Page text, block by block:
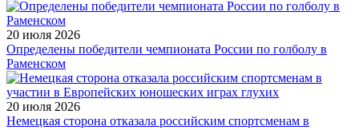
20 июля 2026
Определены победители чемпионата России по голболу в
Раменском
20 июля 2026
Немецкая сторона отказала российским спортсменам в